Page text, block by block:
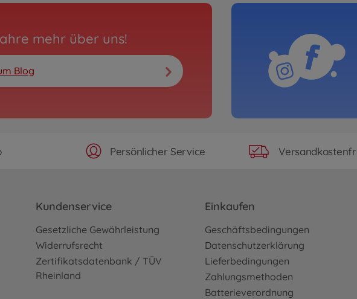
mehr über uns!
Blog
Persönlicher Service
Kundenservice
Gesetzliche Gewährleistung
Widerrufsrecht
Zertifikatsdatenbank / TÜV
Rheinland
Einkaufen
Geschäftsbedingungen
Datenschutzerklärung
Lieferbedingungen
Zahlungsmethoden
Batterieverordnung